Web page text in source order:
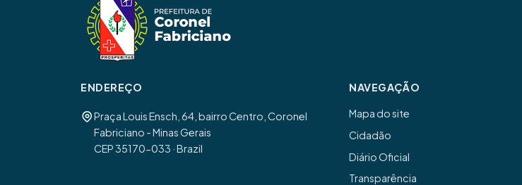
ENDEREÇO
Praça Louis Ensch, 64, bairro Centro, Coronel
Fabriciano - Minas Gerais
CEP 35170-033 · Brazil
NAVEGAÇÃO
Mapa do site
Cidadão
Diário Oficial
Transparência